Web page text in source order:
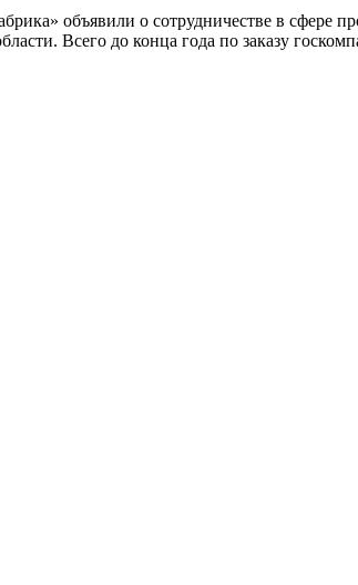
объявили о сотрудничестве в сфере
Всего до конца года по заказу